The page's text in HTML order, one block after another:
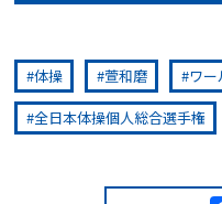
体操 萱和磨
ワー
全日本体操個人総合選手権